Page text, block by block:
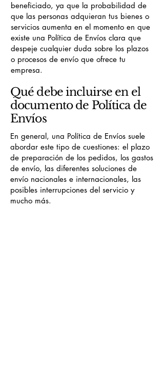
beneficiado, ya que la probabilidad de
que las personas adquieran tus bienes o
servicios aumenta en el momento en que
existe una Política de Envíos clara que
despeje cualquier duda sobre los plazos
o procesos de envío que ofrece tu
empresa.
Qué debe incluirse en el
documento de Política de
Envíos
En general, una Política de Envíos suele
abordar este tipo de cuestiones: el plazo
de preparación de los pedidos, los gastos
de envío, las diferentes soluciones de
envío nacionales e internacionales, las
posibles interrupciones del servicio y
mucho más.